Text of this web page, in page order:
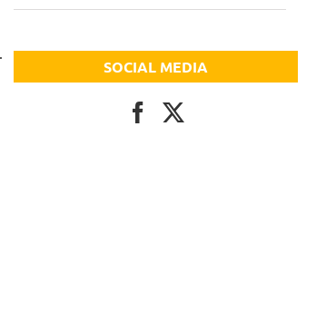
SOCIAL MEDIA